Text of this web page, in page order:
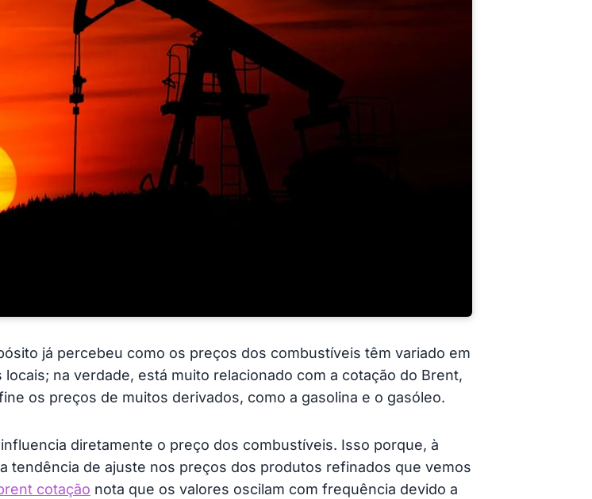
já percebeu como os preços dos combustíveis têm variado em
na verdade, está muito relacionado com a cotação do Brent,
os preços de muitos derivados, como a gasolina e o gasóleo.
diretamente o preço dos combustíveis. Isso porque, à
tendência de ajuste nos preços dos produtos refinados que vemos
cotação nota que os valores oscilam com frequência devido a